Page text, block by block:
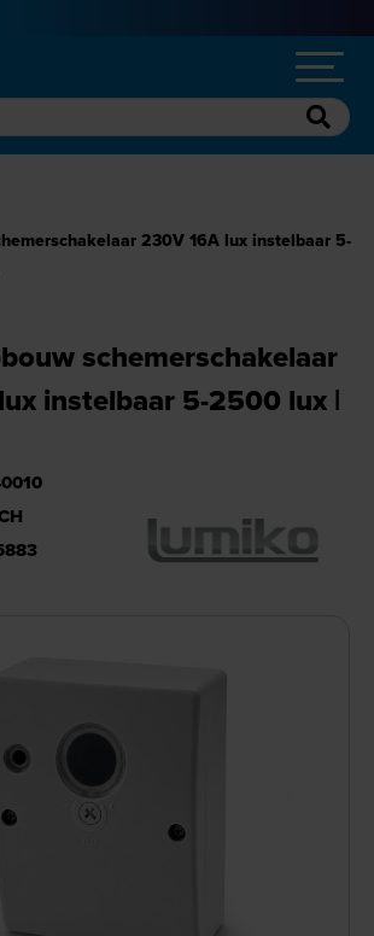
230V 16A lux instelbaar 5-
schemerschakelaar
instelbaar 5-2500 lux |